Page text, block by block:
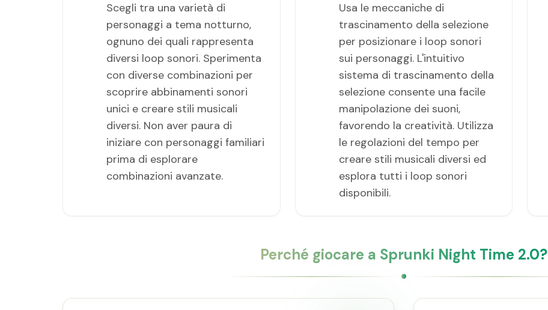
Scegli tra una varietà di
personaggi a tema notturno,
ognuno dei quali rappresenta
diversi loop sonori. Sperimenta
con diverse combinazioni per
scoprire abbinamenti sonori
unici e creare stili musicali
diversi. Non aver paura di
iniziare con personaggi familiari
prima di esplorare
combinazioni avanzate.
Usa le meccaniche di
trascinamento della selezione
per posizionare i loop sonori
sui personaggi. L'intuitivo
sistema di trascinamento della
selezione consente una facile
manipolazione dei suoni,
favorendo la creatività. Utilizza
le regolazioni del tempo per
creare stili musicali diversi ed
esplora tutti i loop sonori
disponibili.
Perché giocare a Sprunki Night Time 2.0?